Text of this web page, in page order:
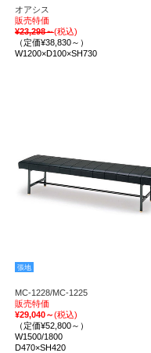
オアシス
販売特価
¥23,298～(税込)
（定価¥38,830～）
W1200×D100×SH730
張地
MC-1228/MC-1225
販売特価
¥29,040～(税込)
（定価¥52,800～）
W1500/1800
D470×SH420